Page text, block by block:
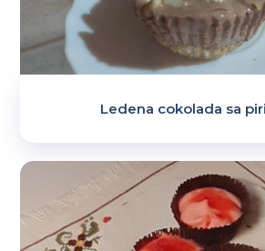
Ledena cokolada sa